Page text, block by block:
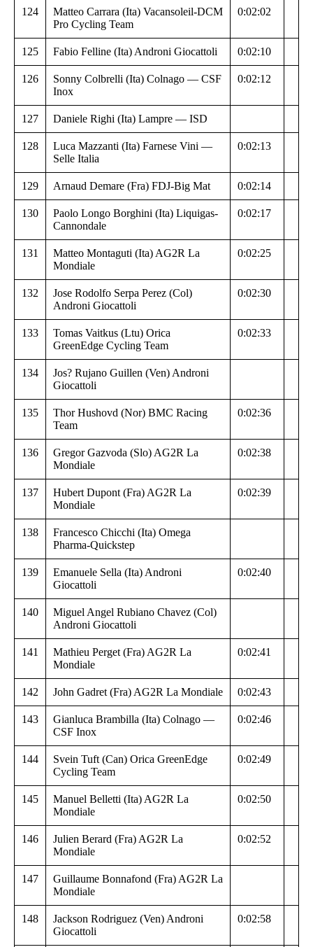
124
Matteo Carrara (Ita) Vacansoleil-DCM
Pro Cycling Team
0:02:02
125 Fabio Felline (Ita) Androni Giocattoli 0:02:10
126
Sonny Colbrelli (Ita) Colnago — CSF
Inox
0:02:12
127 Daniele Righi (Ita) Lampre — ISD
128
Luca Mazzanti (Ita) Farnese Vini —
Selle Italia
0:02:13
129 Arnaud Demare (Fra) FDJ-Big Mat 0:02:14
130
Paolo Longo Borghini (Ita) Liquigas-
Cannondale
0:02:17
131
Matteo Montaguti (Ita) AG2R La
Mondiale
0:02:25
132
Jose Rodolfo Serpa Perez (Col)
Androni Giocattoli
0:02:30
133
Tomas Vaitkus (Ltu) Orica
GreenEdge Cycling Team
0:02:33
134
Jos? Rujano Guillen (Ven) Androni
Giocattoli
135
Thor Hushovd (Nor) BMC Racing
Team
0:02:36
136
Gregor Gazvoda (Slo) AG2R La
Mondiale
0:02:38
137
Hubert Dupont (Fra) AG2R La
Mondiale
0:02:39
138
Francesco Chicchi (Ita) Omega
Pharma-Quickstep
139
Emanuele Sella (Ita) Androni
Giocattoli
0:02:40
140
Miguel Angel Rubiano Chavez (Col)
Androni Giocattoli
141
Mathieu Perget (Fra) AG2R La
Mondiale
0:02:41
142 John Gadret (Fra) AG2R La Mondiale 0:02:43
143
Gianluca Brambilla (Ita) Colnago —
CSF Inox
0:02:46
144
Svein Tuft (Can) Orica GreenEdge
Cycling Team
0:02:49
145
Manuel Belletti (Ita) AG2R La
Mondiale
0:02:50
146
Julien Berard (Fra) AG2R La
Mondiale
0:02:52
147
Guillaume Bonnafond (Fra) AG2R La
Mondiale
148
Jackson Rodriguez (Ven) Androni
Giocattoli
0:02:58